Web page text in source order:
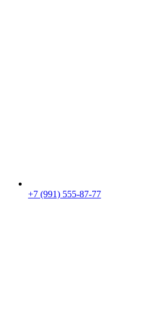
+7 (991) 555-87-77